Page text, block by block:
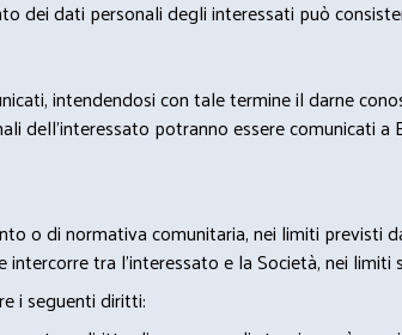
dati personali degli interessati può
intendendosi con tale termine il darne
dell’interessato potranno essere comunicati
o di normativa comunitaria, nei limiti previsti
tra l’interessato e la Società, nei
i seguenti diritti: